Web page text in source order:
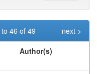
46 of 49
next >
Author(s)